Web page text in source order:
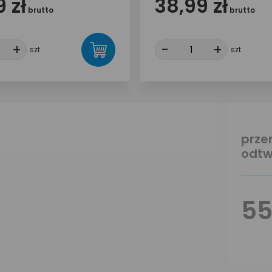
zł brutto
+ +
szt.
38,99 zł brutto
- + +
szt.